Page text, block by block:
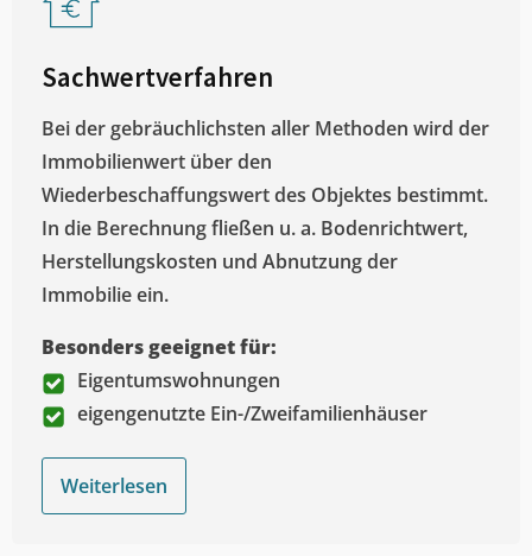
Sachwertverfahren
Bei der gebräuchlichsten aller Methoden wird der
Immobilienwert über den
Wiederbeschaffungswert des Objektes bestimmt.
In die Berechnung fließen u. a. Bodenrichtwert,
Herstellungskosten und Abnutzung der
Immobilie ein.
Besonders geeignet für:
Eigentumswohnungen
eigengenutzte Ein-/Zweifamilienhäuser
Weiterlesen